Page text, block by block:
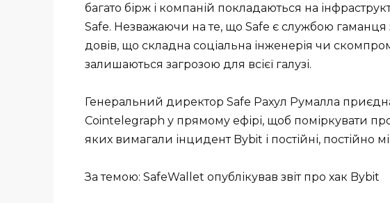
багато бірж і компаній покладаються на
Safe. Незважаючи на те, що Safe є службою
довів, що складна соціальна інженерія чи
залишаються загрозою для всієї галузі.
Генеральний директор Safe Рахул Румалла
Cointelegraph у прямому ефірі, щоб поміркувати про
яких вимагали інцидент Bybit і постійні, постійно
За темою: SafeWallet опублікував звіт про хак Bybit